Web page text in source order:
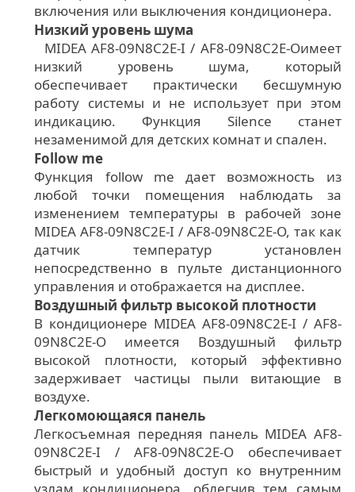
включения или выключения кондиционера.
Низкий уровень шума
MIDEA AF8-09N8C2E-I / AF8-09N8C2E-Oимеет
низкий уровень шума, который
обеспечивает практически бесшумную
работу системы и не использует при этом
индикацию. Функция Silence станет
незаменимой для детских комнат и спален.
Follow me
Функция follow me дает возможность из
любой точки помещения наблюдать за
изменением температуры в рабочей зоне
MIDEA AF8-09N8C2E-I / AF8-09N8C2E-O, так как
датчик температур установлен
непосредственно в пульте дистанционного
управления и отображается на дисплее.
Воздушный фильтр высокой плотности
В кондиционере MIDEA AF8-09N8C2E-I / AF8-
09N8C2E-O имеется Воздушный фильтр
высокой плотности, который эффективно
задерживает частицы пыли витающие в
воздухе.
Легкомоющаяся панель
Легкосъемная передняя панель MIDEA AF8-
09N8C2E-I / AF8-09N8C2E-O обеспечивает
быстрый и удобный доступ ко внутренним